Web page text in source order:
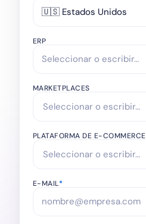
🇺🇸 Estados Unidos
ERP
MARKETPLACES
PLATAFORMA DE E-COMMERCE
E-MAIL*